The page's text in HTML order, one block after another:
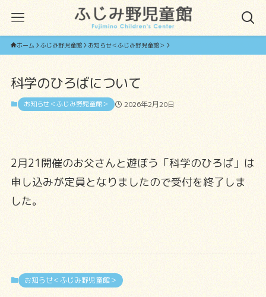
ホーム ふじみ野児童館 お知らせ＜ふじみ野児童館＞
科学のひろばについて
お知らせ＜ふじみ野児童館＞ 2026年2月20日
2月21開催のお父さんと遊ぼう「科学のひろば」は
申し込みが定員となりましたので受付を終了しま
した。
お知らせ＜ふじみ野児童館＞